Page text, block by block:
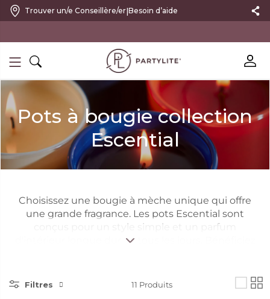
Trouver un/e Conseillère/er|Besoin d’aide
Pots à bougie collection
Escential
Choisissez une bougie à mèche unique qui offre
une grande fragrance. Les pots Escential sont
conçus pour un style simple et un parfum
d'intérieur longue durée, tous les jours. Bénéficiez
Filtres 11 Produits